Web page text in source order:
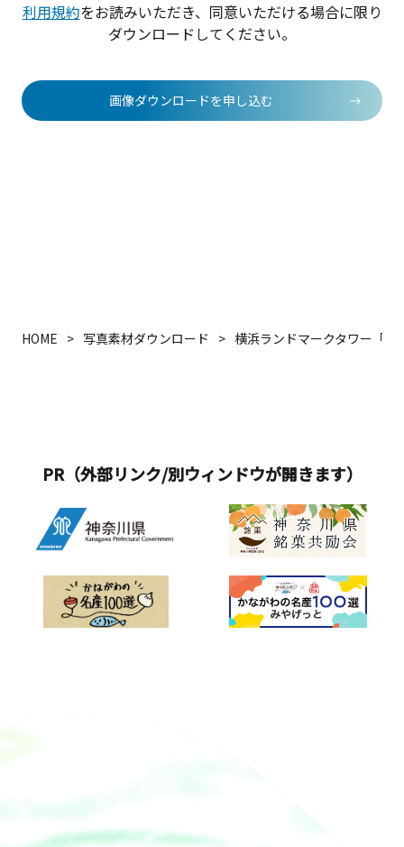
利用規約をお読みいただき、同意いただける場合に限り
ダウンロードしてください。
画像ダウンロードを申し込む
HOME 写真素材ダウンロード 横浜ランドマークタワー「
PR（外部リンク/別ウィンドウが開きます）